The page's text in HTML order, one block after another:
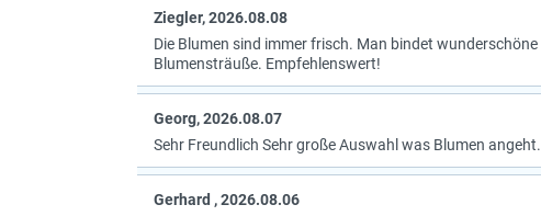
Ziegler, 2026.08.08
Die Blumen sind immer frisch. Man bindet wunderschöne
Blumensträuße. Empfehlenswert!
Georg, 2026.08.07
Sehr Freundlich Sehr große Auswahl was Blumen angeht.
Gerhard , 2026.08.06